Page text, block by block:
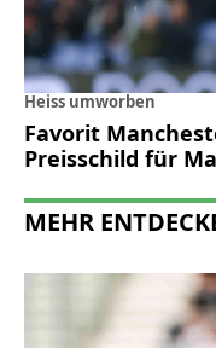
Heiss umworben
Favorit
Preisschild für
MEHR